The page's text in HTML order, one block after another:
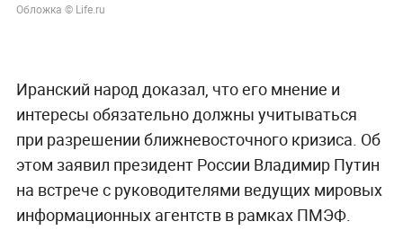
Обложка © Life.ru
Иранский народ доказал, что его мнение и
интересы обязательно должны учитываться
при разрешении ближневосточного кризиса. Об
этом заявил президент России Владимир Путин
на встрече с руководителями ведущих мировых
информационных агентств в рамках ПМЭФ.